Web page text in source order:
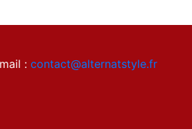
: contact@alternatstyle.fr